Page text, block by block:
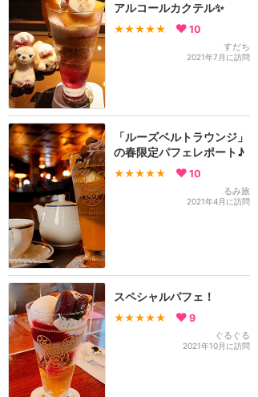
アルコールカクテル✨
★★★★★ 10
すだち
2021年7月に訪問
「ルーズベルトラウンジ」
の春限定パフェレポート♪
★★★★★ 10
るみ旅
2021年4月に訪問
スペシャルパフェ！
★★★★★ 9
ぐるぐる
2021年10月に訪問